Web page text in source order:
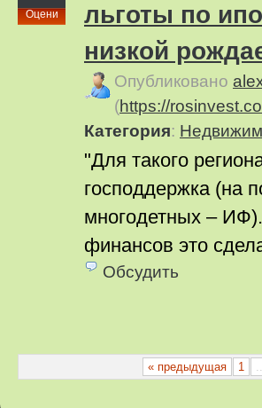
Оцени
льготы по
низкой
Опубликовано
(https://
Категория:
"Для такого
господдержка (на
многодетных –
финансов это
Обсудить
« предыдущая 1